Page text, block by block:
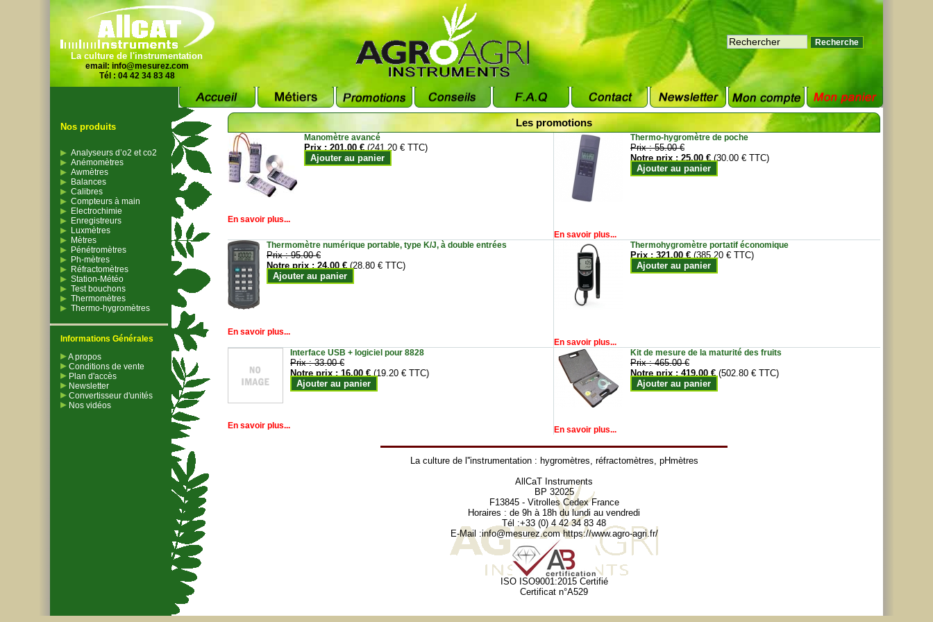
La culture de l'instrumentation
email: info@mesurez.com
Tél : 04 42 34 83 48
Nos produits
Analyseurs d’o2 et co2
Anémomètres
Awmètres
Balances
Calibres
Compteurs à main
Electrochimie
Enregistreurs
Luxmètres
Mètres
Pénétromètres
Ph-mètres
Réfractomètres
Station-Météo
Test bouchons
Thermomètres
Thermo-hygromètres
Informations Générales
A propos
Conditions de vente
Plan d'accès
Newsletter
Convertisseur d'unités
Nos vidéos
Les promotions
Manomètre avancé
Prix :201.00 € (241.20 € TTC)
Ajouter au panier
En savoir plus...
Thermo-hygromètre de poche
Prix :55.00 €
Notre prix :25.00 € (30.00 € TTC)
Ajouter au panier
En savoir plus...
Thermomètre numérique portable, type K/J, à double entrées
Prix :95.00 €
Notre prix :24.00 € (28.80 € TTC)
Ajouter au panier
En savoir plus...
Thermohygromètre portatif économique
Prix :321.00 € (385.20 € TTC)
Ajouter au panier
En savoir plus...
Interface USB + logiciel pour 8828
Prix :33.00 €
Notre prix :16.00 € (19.20 € TTC)
Ajouter au panier
En savoir plus...
Kit de mesure de la maturité des fruits
Prix :465.00 €
Notre prix :419.00 € (502.80 € TTC)
Ajouter au panier
En savoir plus...
La culture de l''instrumentation : hygromètres, réfractomètres, pHmètres
AllCaT Instruments
BP 32025
F13845 - Vitrolles Cedex France
Horaires : de 9h à 18h du lundi au vendredi
Tél :+33 (0) 4 42 34 83 48
E-Mail :info@mesurez.com https://www.agro-agri.fr/
ISO ISO9001:2015 Certifié
Certificat n°A529